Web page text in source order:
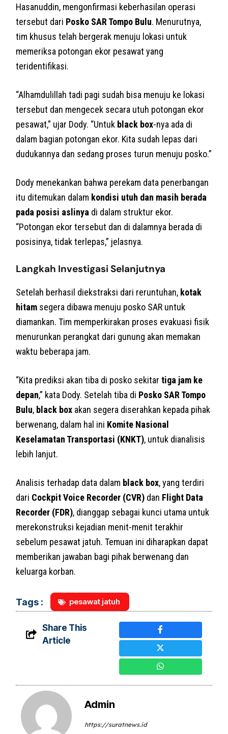
Hasanuddin, mengonfirmasi keberhasilan operasi
tersebut dari Posko SAR Tompo Bulu. Menurutnya,
tim khusus telah bergerak menuju lokasi untuk
memeriksa potongan ekor pesawat yang
teridentifikasi.
“Alhamdulillah tadi pagi sudah bisa menuju ke lokasi
tersebut dan mengecek secara utuh potongan ekor
pesawat,” ujar Dody. “Untuk black box-nya ada di
dalam bagian potongan ekor. Kita sudah lepas dari
dudukannya dan sedang proses turun menuju posko.”
Dody menekankan bahwa perekam data penerbangan
itu ditemukan dalam kondisi utuh dan masih berada
pada posisi aslinya di dalam struktur ekor.
“Potongan ekor tersebut dan di dalamnya berada di
posisinya, tidak terlepas,” jelasnya.
Langkah Investigasi Selanjutnya
Setelah berhasil diekstraksi dari reruntuhan, kotak
hitam segera dibawa menuju posko SAR untuk
diamankan. Tim memperkirakan proses evakuasi fisik
menurunkan perangkat dari gunung akan memakan
waktu beberapa jam.
“Kita prediksi akan tiba di posko sekitartiga jam ke
depan,” kata Dody. Setelah tiba di Posko SAR Tompo
Bulu, black box akan segera diserahkan kepada pihak
berwenang, dalam hal ini Komite Nasional
Keselamatan Transportasi (KNKT), untuk dianalisis
lebih lanjut.
Analisis terhadap data dalam black box, yang terdiri
dari Cockpit Voice Recorder (CVR) dan Flight Data
Recorder (FDR), dianggap sebagai kunci utama untuk
merekonstruksi kejadian menit-menit terakhir
sebelum pesawat jatuh. Temuan ini diharapkan dapat
memberikan jawaban bagi pihak berwenang dan
keluarga korban.
Tags : pesawat jatuh
Share This
Article
Admin
https://suratnews.id